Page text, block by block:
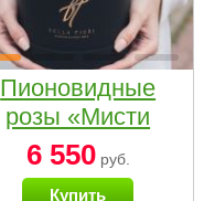
Пионовидные
розы «Мисти
бабблс» в
черной коробке
6 550руб.
Купить